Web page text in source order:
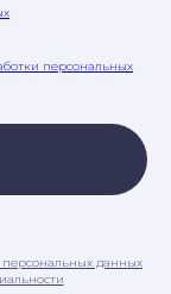
персональных
персональных данных